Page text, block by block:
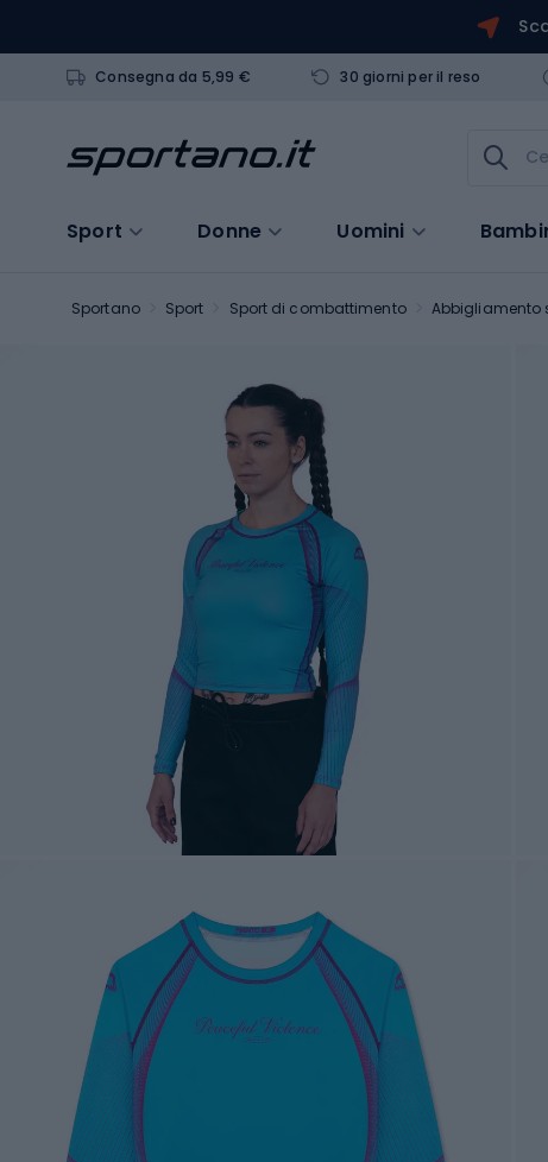
Consegna da 5,99 € 30 giorni per il reso
Sport Donne Uomini
Sportano Sport Sport di combattimento Abbigliamento